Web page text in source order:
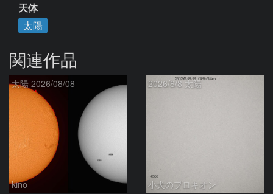
天体
太陽
関連作品
太陽 2026/08/08
kino
2026/8/8 太陽
小犬のプロキオン